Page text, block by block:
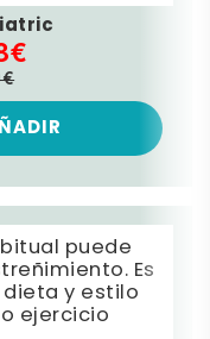
puede
Es
y estilo
ejercicio